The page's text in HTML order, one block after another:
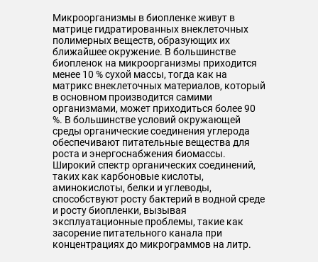
Микроорганизмы в биопленке живут в
матрице гидратированных внеклеточных
полимерных веществ, образующих их
ближайшее окружение. В большинстве
биопленок на микроорганизмы приходится
менее 10 % сухой массы, тогда как на
матрикс внеклеточных материалов, который
в основном производится самими
организмами, может приходиться более 90
%. В большинстве условий окружающей
среды органические соединения углерода
обеспечивают питательные вещества для
роста и энергоснабжения биомассы.
Широкий спектр органических соединений,
таких как карбоновые кислоты,
аминокислоты, белки и углеводы,
способствуют росту бактерий в водной среде
и росту биопленки, вызывая
эксплуатационные проблемы, такие как
засорение питательного канала при
концентрациях до микрограммов на литр.